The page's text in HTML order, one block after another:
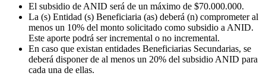
El subsidio de ANID será de un máximo de $70.000.000.
La (s) Entidad (s) Beneficiaria (as) deberá (n) comprometer al
menos un 10% del monto solicitado como subsidio a ANID.
Este aporte podrá ser incremental o no incremental.
En caso que existan entidades Beneficiarias Secundarias, se
deberá disponer de al menos un 20% del subsidio ANID para
cada una de ellas.